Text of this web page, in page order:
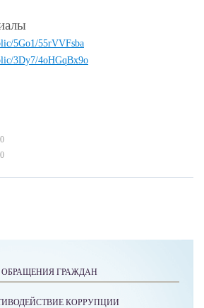
5Go1/55rVVFsba
3Dy7/4oHGqBx9o
ОБРАЩЕНИЯ ГРАЖДАН
КОРРУПЦИИ